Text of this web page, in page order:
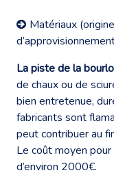
Matériaux
La piste de la
de chaux ou de
bien entretenue,
fabricants sont
peut contribuer au
Le coût moyen
d’environ 2000€.